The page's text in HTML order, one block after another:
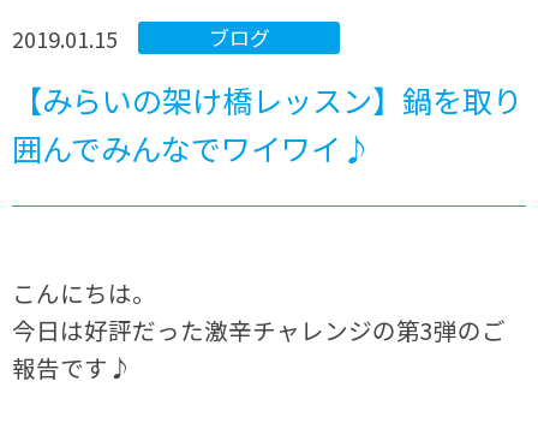
ブログ
2019.01.15
【みらいの架け橋レッスン】鍋を取り
囲んでみんなでワイワイ♪
こんにちは。
今日は好評だった激辛チャレンジの第3弾のご
報告です♪